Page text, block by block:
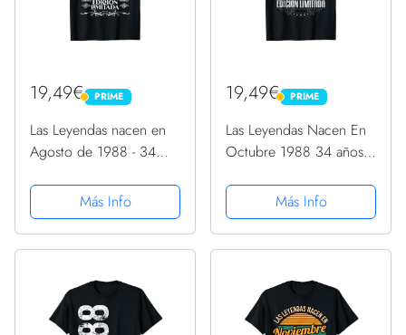
19,49€ PRIME
PRIME
Las Leyendas nacen en
Agosto de 1988 - 34
CamisetaMás Info
19,49€ PRIME
PRIME
Las Leyendas Nacen En
Octubre 1988 34 años
Más Info